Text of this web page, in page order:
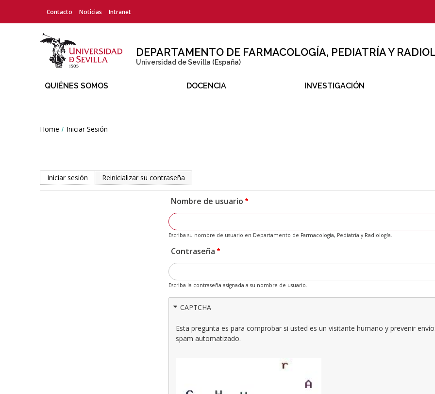
Menú
superior
Contacto Noticias Intranet
DEPARTAMENTO DE FARMACOLOGÍA, PEDIATRÍA Y
Universidad de Sevilla (España)
QUIÉNES SOMOS DOCENCIA INVESTIGACIÓN
Líneas
You
Home Iniciar Sesión
Solapas
principales
Iniciar sesión (solapa activa)
Reinicializar su contraseña
Nombre de usuario
Escriba su nombre de usuario en Departamento de Farmacología, Pediatría y Radiología.
Contraseña
Escriba la contraseña asignada a su nombre de usuario.
CAPTCHA
Esta pregunta es para comprobar si usted es un visitante humano y prevenir
spam automatizado.